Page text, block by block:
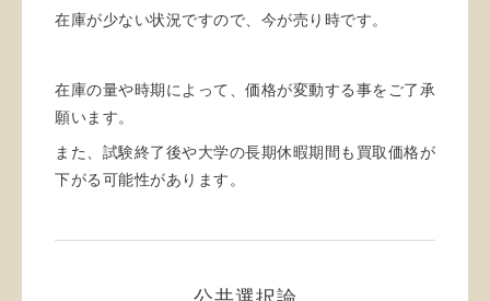
在庫が少ない状況ですので、今が売り時です。
在庫の量や時期によって、価格が変動する事をご了承
願います。
また、試験終了後や大学の長期休暇期間も買取価格が
下がる可能性があります。